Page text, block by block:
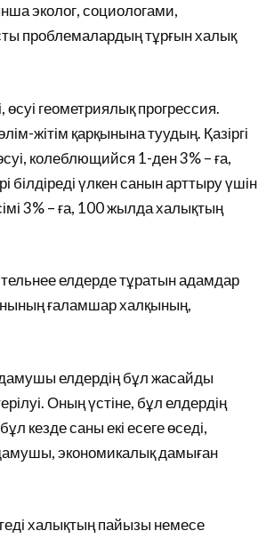
эколог, социологами,
проблемалардың тұрғын халық
геометриялық прогрессия.
жітім қарқынына туудың. Қазіргі
колеблющийся 1-ден 3% – ға,
білдіреді үлкен санын арттыру үшін
3% – ға, 100 жылда халықтың
елдерде тұратын адамдар
ғаламшар халқының,
дамушы елдердің бұл жасайды
Оның үстіне, бұл елдердің
кезде саны екі есеге өседі,
экономикалық дамыған
халықтың пайызы немесе